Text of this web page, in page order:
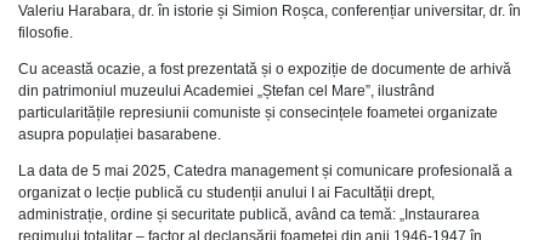
Valeriu Harabara, dr. în istorie și Simion Roșca, conferențiar universitar, dr. în
filosofie.
Cu această ocazie, a fost prezentată și o expoziție de documente de arhivă
din patrimoniul muzeului Academiei „Ștefan cel Mare”, ilustrând
particularitățile represiunii comuniste și consecințele foametei organizate
asupra populației basarabene.
La data de 5 mai 2025, Catedra management și comunicare profesională a
organizat o lecție publică cu studenții anului I ai Facultății drept,
administrație, ordine și securitate publică, având ca temă: „Instaurarea